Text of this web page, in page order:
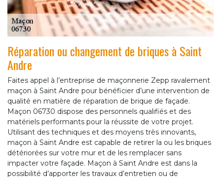
Réparation ou changement de briques à Saint
Andre
Faites appel à l’entreprise de maçonnerie Zepp ravalement
maçon à Saint Andre pour bénéficier d’une intervention de
qualité en matière de réparation de brique de façade.
Maçon 06730 dispose des personnels qualifiés et des
matériels performants pour la réussite de votre projet.
Utilisant des techniques et des moyens très innovants,
maçon à Saint Andre est capable de retirer la ou les briques
détériorées sur votre mur et de les remplacer sans
impacter votre façade. Maçon à Saint Andre est dans la
possibilité d’apporter les travaux d’entretien ou de